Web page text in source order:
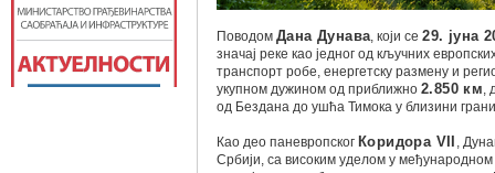
ПоводомДана Дунава, који се29. јуна
значај реке као једног од кључних
транспорт робе, енергетску размену и
укупном дужином од приближно2.850 км,
од Бездана до ушћа Тимока у близини
Као део паневропског Коридора VII ,
Србији, са високим уделом у